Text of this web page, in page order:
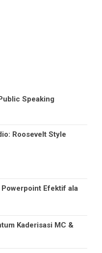
Speaking
Roosevelt Style
Efektif ala
Kaderisasi MC &